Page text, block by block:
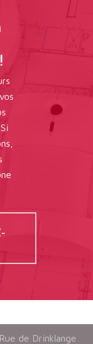
de Drinklange